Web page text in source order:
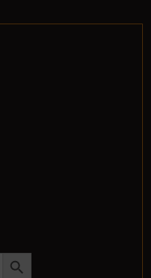
Search Button